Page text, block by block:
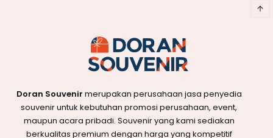
Doran Souvenir merupakan perusahaan jasa penyedia
souvenir untuk kebutuhan promosi perusahaan, event,
maupun acara pribadi. Souvenir yang kami sediakan
berkualitas premium dengan harga yang kompetitif